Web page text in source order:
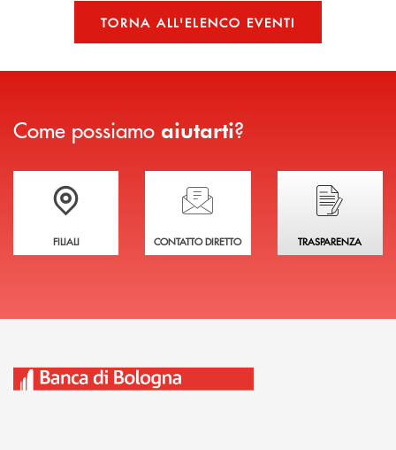
TORNA ALL'ELENCO EVENTI
Come possiamo aiutarti?
Trova la filiale più vicina a te
FILIALI
Hai bisogno di assistenza immediata?
CONTATTO DIRETTO
Hai bisogno di
TRASPARENZA